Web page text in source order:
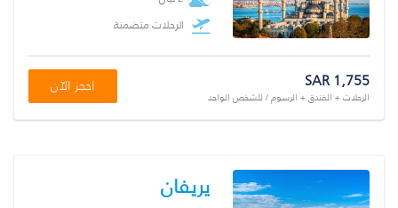
الرحلات متضمنة
SAR 1,755
الرحلات + الفندق + الرسوم / للشخص الواحد
احجز الآن
يريفان